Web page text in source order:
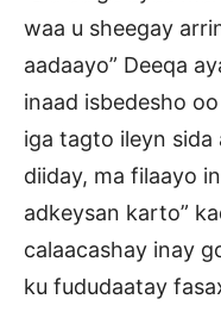
waa u sheegay
aadaayo” Deeqa
inaad isbedesho
iga tagto ileyn sida
diiday, ma filaayo
adkeysan karto”
calaacashay inay
ku fududaatay